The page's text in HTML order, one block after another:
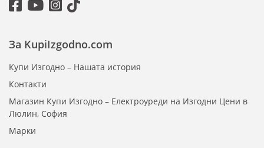
За KupiIzgodno.com
Купи Изгодно – Нашата история
Контакти
Магазин Купи Изгодно – Електроуреди на Изгодни Цени в
Люлин, София
Марки